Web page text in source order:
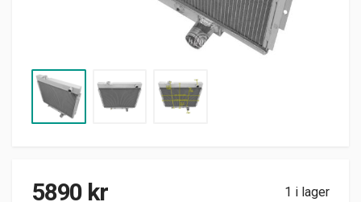
5890 kr 1 i lager